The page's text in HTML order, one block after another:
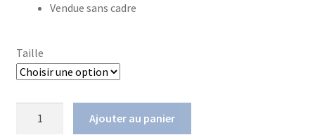
Vendue sans cadre
Taille
Ajouter au panier